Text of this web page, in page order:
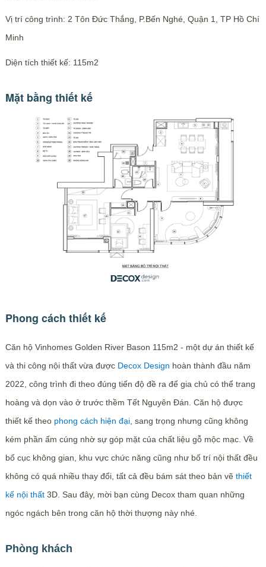
Vị trí công trình: 2 Tôn Đức Thắng, P.Bến Nghé, Quận 1, TP Hồ Chí
Minh
Diện tích thiết kế: 115m2
Mặt bằng thiết kế
Phong cách thiết kế
Căn hộ Vinhomes Golden River Bason 115m2 - một dự án thiết kế
và thi công nội thất vừa được Decox Design hoàn thành đầu năm
2022, công trình đi theo đúng tiến độ đề ra để gia chủ có thể trang
hoàng và dọn vào ở trước thềm Tết Nguyên Đán. Căn hộ được
thiết kế theo phong cách hiện đại, sang trọng nhưng cũng không
kém phần ấm cúng nhờ sự góp mặt của chất liệu gỗ mộc mạc. Về
bố cục không gian, khu vực chức năng cũng như bố trí nội thất đều
không có quá nhiều thay đổi, tất cả đều bám sát theo bản vẽ thiết
kế nội thất3D. Sau đây, mời bạn cùng Decox tham quan những
ngóc ngách bên trong căn hộ thời thượng này nhé.
Phòng khách